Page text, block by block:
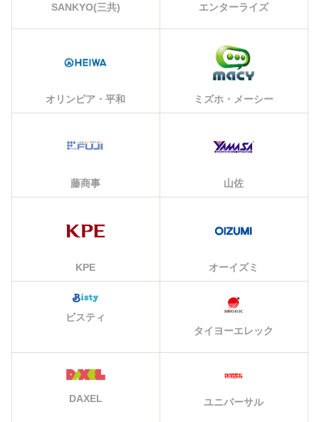
SANKYO(三共) エンターライズ
オリンピア・平和 ミズホ・メーシー
藤商事 山佐
KPE オーイズミ
ビスティ
タイヨーエレック
DAXEL ユニバーサル